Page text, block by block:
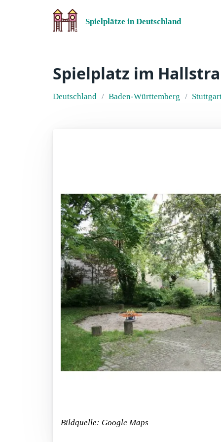
Spielplätze in Deutschland
Spielplatz im
Deutschland Baden-Württemberg
Bildquelle: Google Maps